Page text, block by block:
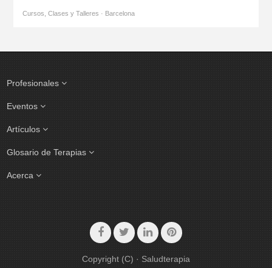
Cursos, Clases y Talleres · Barcelona
Profesionales
Eventos
Artículos
Glosario de Terapias
Acerca
Copyright (C) · Saludterapia